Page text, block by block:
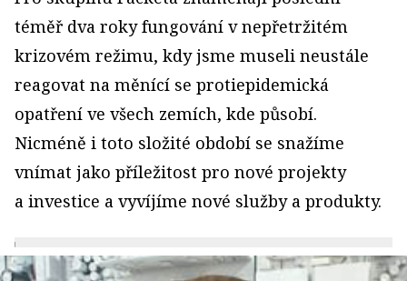
téměř dva roky fungování v nepřetržitém
krizovém režimu, kdy jsme museli neustále
reagovat na měnící se protiepidemická
opatření ve všech zemích, kde působí.
Nicméně i toto složité období se snažíme
vnímat jako příležitost pro nové projekty
a investice a vyvíjíme nové služby a produkty.